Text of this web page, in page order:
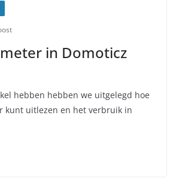
in Domoticz
hebben hebben we uitgelegd hoe
kunt uitlezen en het verbruik in